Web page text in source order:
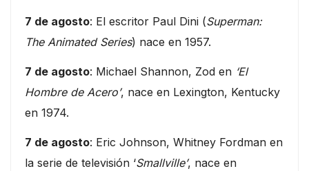
7 de agosto: El escritor Paul Dini (Superman:
The Animated Series) nace en 1957.
7 de agosto: Michael Shannon, Zod en ‘El
Hombre de Acero’, nace en Lexington, Kentucky
en 1974.
7 de agosto: Eric Johnson, Whitney Fordman en
la serie de televisión ‘Smallville’, nace en